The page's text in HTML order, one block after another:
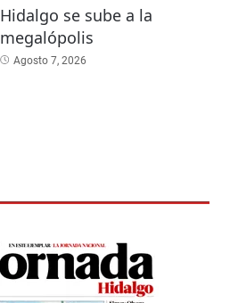
Hidalgo se sube a la
megalópolis
Agosto 7, 2026